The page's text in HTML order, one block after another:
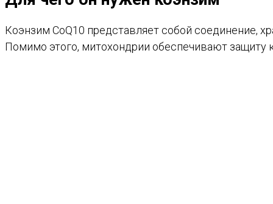
Коэнзим CoQ10 представляет собой соединение,
Помимо этого, митохондрии обеспечивают защиту